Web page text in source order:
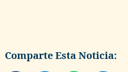
Comparte Esta Noticia: